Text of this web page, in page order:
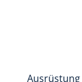
Ausrüstung